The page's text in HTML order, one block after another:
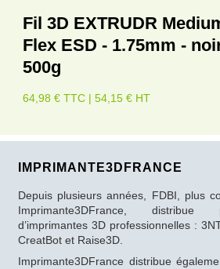
Fil 3D EXTRUDR
Flex ESD - 1.75mm -
500g
64,98 € TTC | 54,15 € HT
IMPRIMANTE3DFRANCE
Depuis plusieurs années, FDBI, plus
Imprimante3DFrance, distribue
d’imprimantes 3D professionnelles :
CreatBot et Raise3D.
Imprimante3DFrance distribue